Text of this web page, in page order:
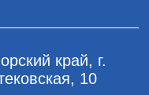
край, г.
10